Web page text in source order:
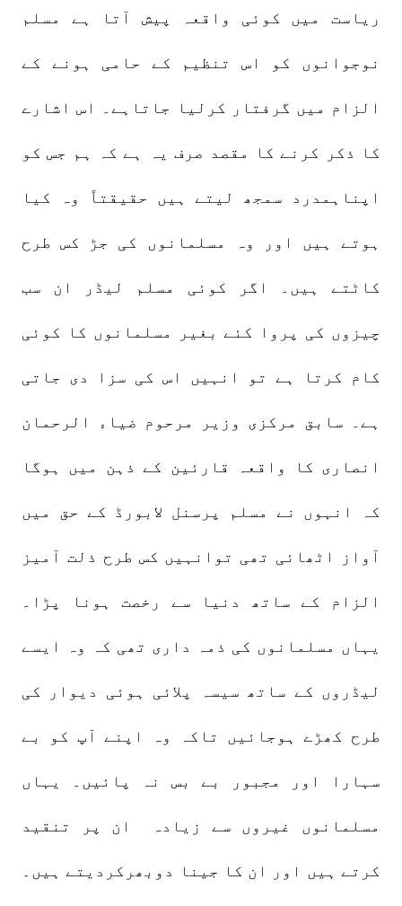
ریاست میں کوئی واقعہ پیش آتا ہے مسلم
نوجوانوں کو اس تنظیم کے حامی ہونے کے
الزام میں گرفتار کرلیا جاتاہے۔ اس اشارے
کا ذکر کرنے کا مقصد صرف یہ ہے کہ ہم جس کو
اپناہمدرد سمجھ لیتے ہیں حقیقتاً وہ کیا
ہوتے ہیں اور وہ مسلمانوں کی جڑ کس طرح
کاٹتے ہیں۔ اگر کوئی مسلم لیڈر ان سب
چیزوں کی پروا کئے بغیر مسلمانوں کا کوئی
کام کرتا ہے تو انہیں اس کی سزا دی جاتی
ہے۔ سابق مرکزی وزیر مرحوم ضیاء الرحمان
انصاری کا واقعہ قارئین کے ذہن میں ہوگا
کہ انہوں نے مسلم پرسنل لابورڈ کے حق میں
آواز اٹھائی تھی توانہیں کس طرح ذلت آمیز
الزام کے ساتھ دنیا سے رخصت ہونا پڑا۔
یہاں مسلمانوں کی ذمہ داری تھی کہ وہ ایسے
لیڈروں کے ساتھ سیسہ پلائی ہوئی دیوار کی
طرح کھڑے ہوجائیں تاکہ وہ اپنے آپ کو بے
سہارا اور مجبور بے بس نہ پائیں۔ یہاں
مسلمانوں غیروں سے زیادہ ان پر تنقید
کرتے ہیں اور ان کا جینا دوبھرکردیتے ہیں۔